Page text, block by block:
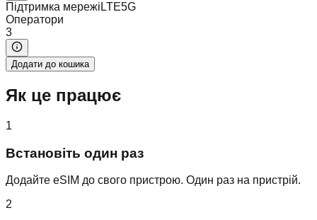
Підтримка мережі LTE5G
Оператори
3
Додати до кошика
Як це працює
1
Встановіть один раз
Додайте eSIM до свого пристрою. Один раз на пристрій.
2